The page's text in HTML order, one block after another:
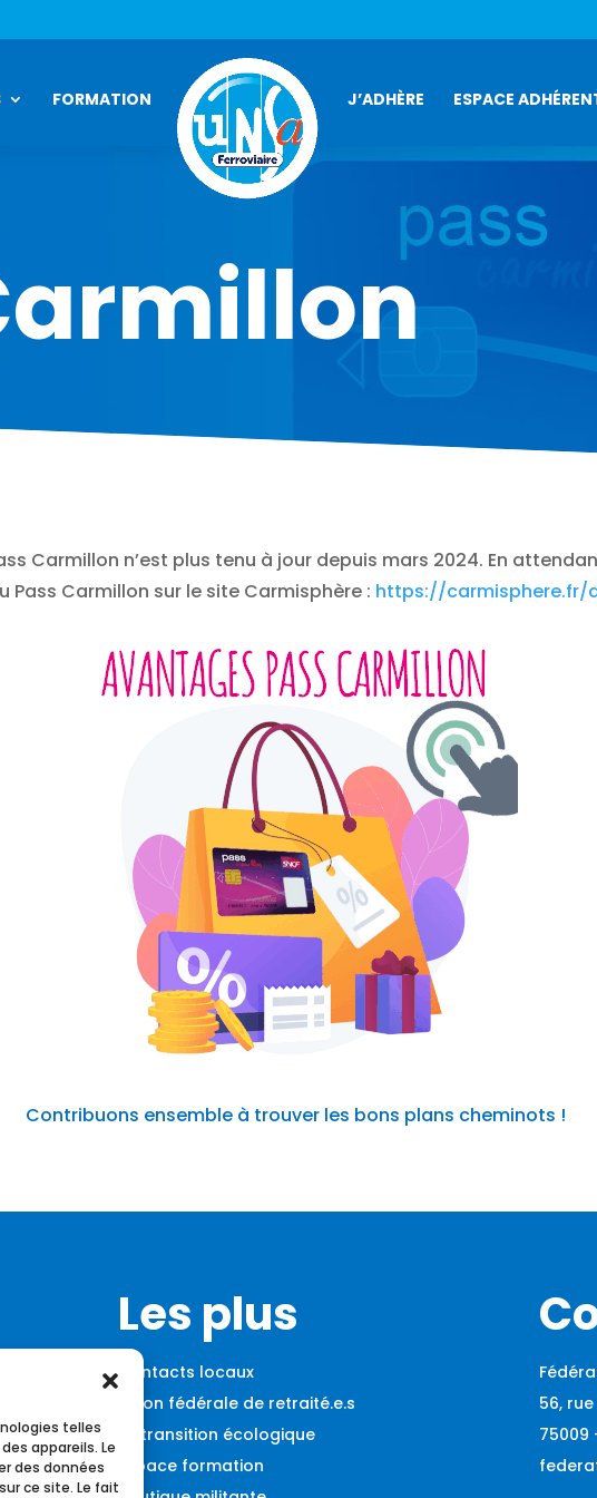
telles
appareils. Le
des données
ce site. Le fait
FORMATION J’ADHÈRE ESPACE
Carmillon n’est plus tenu à jour depuis mars 2024. En
Carmillon sur le site Carmisphère : https://carmisphere.fr/
Contribuons ensemble à trouver les bons plans cheminots !
Les plus
Contacts locaux
Union fédérale de retraité.e.s
La transition écologique
Espace formation
56,
75009